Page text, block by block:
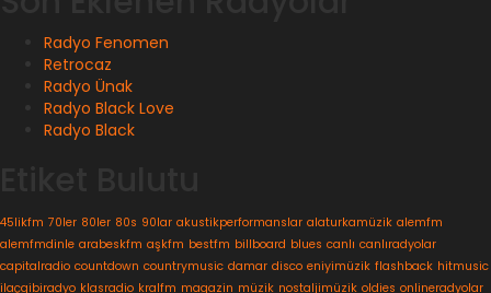
Radyo Fenomen
Retrocaz
Radyo Ünak
Radyo Black Love
Radyo Black
45likfm 70ler 80ler 80s 90lar akustikperformanslar alaturkamüzik alemfm
alemfmdinle arabeskfm aşkfm bestfm billboard blues canlı canlıradyolar
capitalradio countdown countrymusic damar disco eniyimüzik flashback hitmusic
ilaçgibiradyo klasradio kralfm magazin müzik nostaljimüzik oldies onlineradyolar